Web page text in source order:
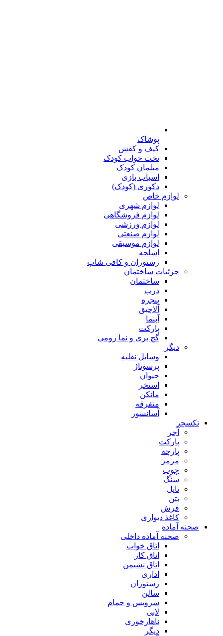
پوشاک
کیف و کفش
تخت خواب کودک
مبلمان کودک
اسباب بازی
دکوری (کودک)
لوازم خاص
لوازم شهری
لوازم فروشگاهی
لوازم ورزشی
لوازم صنعتی
لوازم موسیقی
اسلحه
رستوران و کافی شاپ
جزئیات ساختمان
ساختمان
درب
پنجره
آلاچیق
آبنما
پارکت
گچ بری و نما رومی
دیگر
وسایل نقلیه
پرسوناژ
حیوان
استخر
مانکن
متفرقه
آسانسور
تکسچر
آجر
پارکت
پارچه
مرمر
چوب
سنگ
تایل
بتن
فرش
کاغذ دیواری
صحنه آماده
صحنه آماده داخلی
اتاق خواب
اتاق کار
اتاق نشیمن
اداری
رستوران
سالن
سرویس و حمام
لابی
ناهارخوری
دیگر